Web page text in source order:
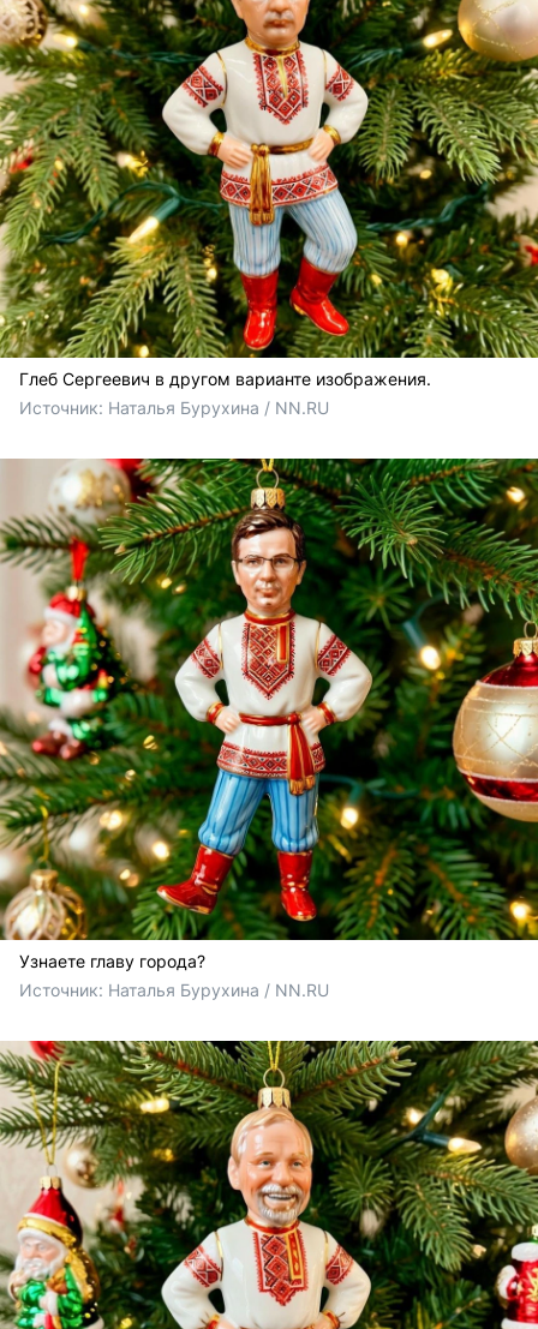
Глеб Сергеевич в другом варианте изображения.
Источник: Наталья Бурухина / NN.RU
Узнаете главу города?
Источник: Наталья Бурухина / NN.RU